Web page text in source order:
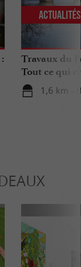
Travaux du
Tout ce qui
1,6 km -
Actualités